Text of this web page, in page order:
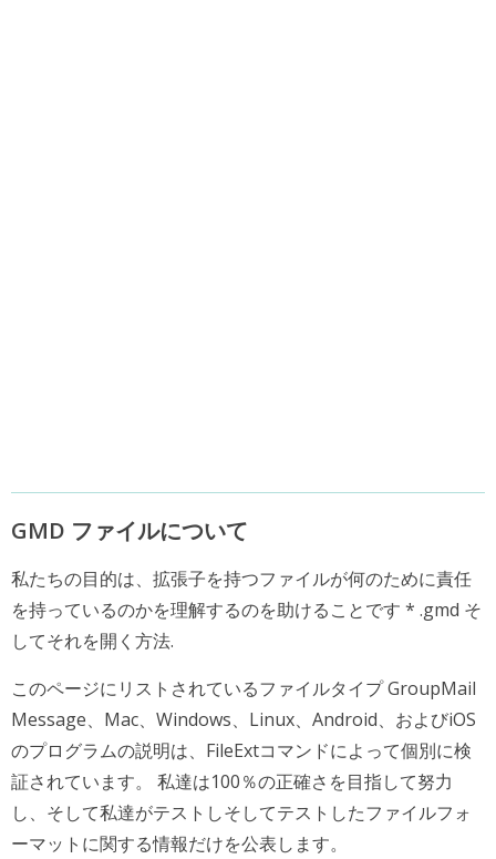
GMD ファイルについて
私たちの目的は、拡張子を持つファイルが何のために責任
を持っているのかを理解するのを助けることです * .gmd そ
してそれを開く方法.
このページにリストされているファイルタイプ GroupMail
Message、Mac、Windows、Linux、Android、およびiOS
のプログラムの説明は、FileExtコマンドによって個別に検
証されています。 私達は100％の正確さを目指して努力
し、そして私達がテストしそしてテストしたファイルフォ
ーマットに関する情報だけを公表します。